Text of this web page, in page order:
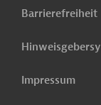
Barrierefreiheit
Impressum